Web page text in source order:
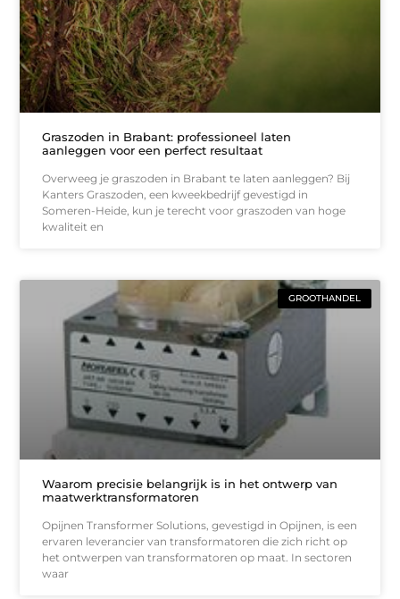
Graszoden in Brabant: professioneel laten
aanleggen voor een perfect resultaat
Overweeg je graszoden in Brabant te laten aanleggen? Bij
Kanters Graszoden, een kweekbedrijf gevestigd in
Someren-Heide, kun je terecht voor graszoden van hoge
kwaliteit en
GROOTHANDEL
Waarom precisie belangrijk is in het ontwerp van
maatwerktransformatoren
Opijnen Transformer Solutions, gevestigd in Opijnen, is een
ervaren leverancier van transformatoren die zich richt op
het ontwerpen van transformatoren op maat. In sectoren
waar